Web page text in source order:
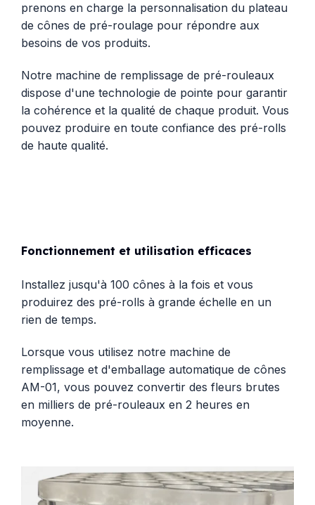
prenons en charge la personnalisation du plateau
de cônes de pré-roulage pour répondre aux
besoins de vos produits.
Notre machine de remplissage de pré-rouleaux
dispose d'une technologie de pointe pour garantir
la cohérence et la qualité de chaque produit. Vous
pouvez produire en toute confiance des pré-rolls
de haute qualité.
Fonctionnement et utilisation efficaces
Installez jusqu'à 100 cônes à la fois et vous
produirez des pré-rolls à grande échelle en un
rien de temps.
Lorsque vous utilisez notre machine de
remplissage et d'emballage automatique de cônes
AM-01, vous pouvez convertir des fleurs brutes
en milliers de pré-rouleaux en 2 heures en
moyenne.